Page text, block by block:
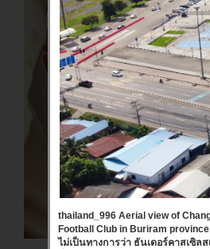
thailand_996 Aerial view of
Football Club in Buriram
ไม่เป็นทางการว่า ธันเดอร์คาสเซิล